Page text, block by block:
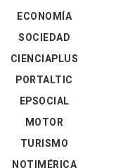
ECONOMÍA
SOCIEDAD
CIENCIAPLUS
PORTALTIC
EPSOCIAL
MOTOR
TURISMO